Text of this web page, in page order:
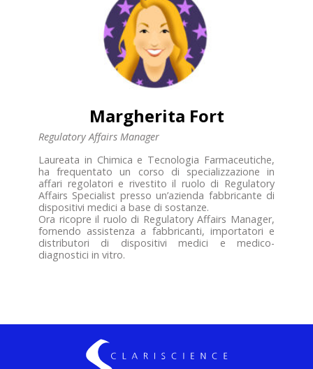
Margherita Fort
Regulatory Affairs Manager
Laureata in Chimica e Tecnologia Farmaceutiche,
ha frequentato un corso di specializzazione in
affari regolatori e rivestito il ruolo di Regulatory
Affairs Specialist presso un’azienda fabbricante di
dispositivi medici a base di sostanze.
Ora ricopre il ruolo di Regulatory Affairs Manager,
fornendo assistenza a fabbricanti, importatori e
distributori di dispositivi medici e medico-
diagnostici in vitro.